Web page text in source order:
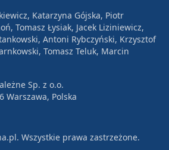
Katarzyna Gójska, Piotr
Tomasz Łysiak, Jacek Liziniewicz,
Antoni Rybczyński, Krzysztof
Tomasz Teluk, Marcin
Sp. z o.o.
Warszawa, Polska
Wszystkie prawa zastrzeżone.